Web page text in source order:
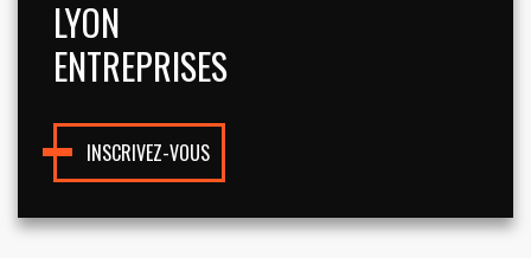
LYON
ENTREPRISES
INSCRIVEZ-VOUS